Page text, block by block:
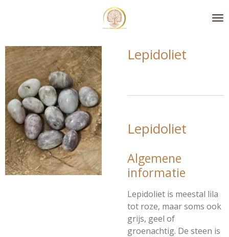
de
hoofdinhoud
Lepidoliet
Lepidoliet
Algemene
informatie
Lepidoliet is meestal lila
tot roze, maar soms ook
grijs, geel of
groenachtig. De steen is